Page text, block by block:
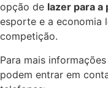
opção de lazer para a
esporte e a economia
competição.
Para mais
podem entrar em